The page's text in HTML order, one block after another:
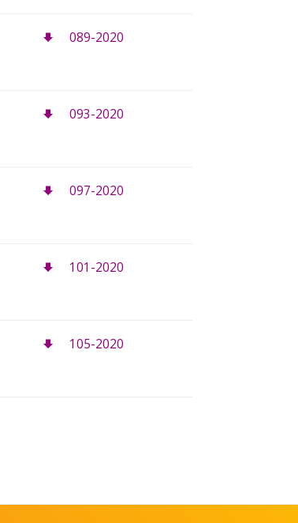
089-2020
093-2020
097-2020
101-2020
105-2020